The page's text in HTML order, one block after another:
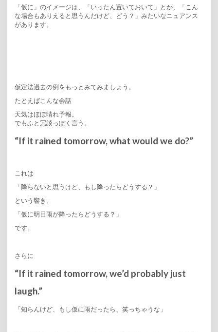
「仮に」のイメージは、「いったん置いておいて」とか、「こん
な場合もありえると思うんだけど、どう？」みたいなニュアンス
があります。
仮定法過去の例をもっとみてみましょう。
たとえばこんな会話
天気はほぼ晴れ予報。
でもふと冗談っぽく言う。
“If it rained tomorrow, what would we do?”
これは
「降らないと思うけど、もし降ったらどうする？」
という響き。
「仮に明日雨が降ったらどうする？」
です。
さらに
“If it rained tomorrow, we’d probably just
laugh.”
「知らんけど、もし仮に雨だったら、笑っちゃうな」